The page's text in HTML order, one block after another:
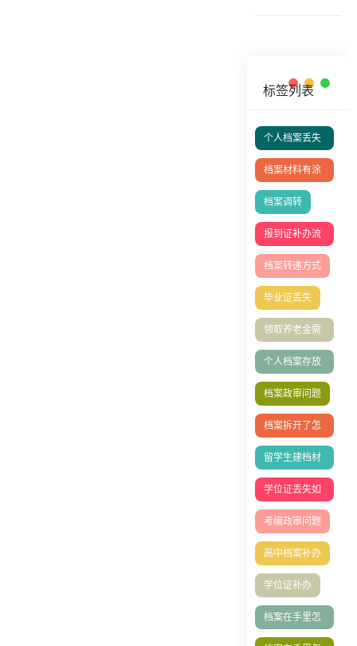
标签列表
个人档案丢失
补办
档案材料有涂
改
档案调转
报到证补办流
程
档案转递方式
毕业证丢失
领取养老金需
要档案吗
个人档案存放
托管
档案政审问题
档案拆开了怎
么办
留学生建档材
料
学位证丢失如
何补办？
考编政审问题
高中档案补办
学位证补办
档案在手里怎
么存档人才中